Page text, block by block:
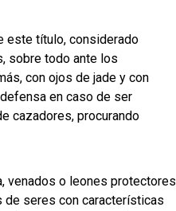
este título, considerado
sobre todo ante los
con ojos de jade y con
en caso de ser
cazadores, procurando
venados o leones protectores
de seres con características